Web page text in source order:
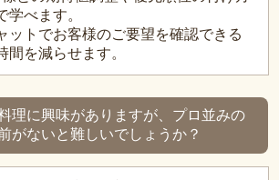
学べます。
ットでお客様のご要望を確認できる
間を減らせます。
理に興味がありますが、プロ並みの
がないと難しいでしょうか？